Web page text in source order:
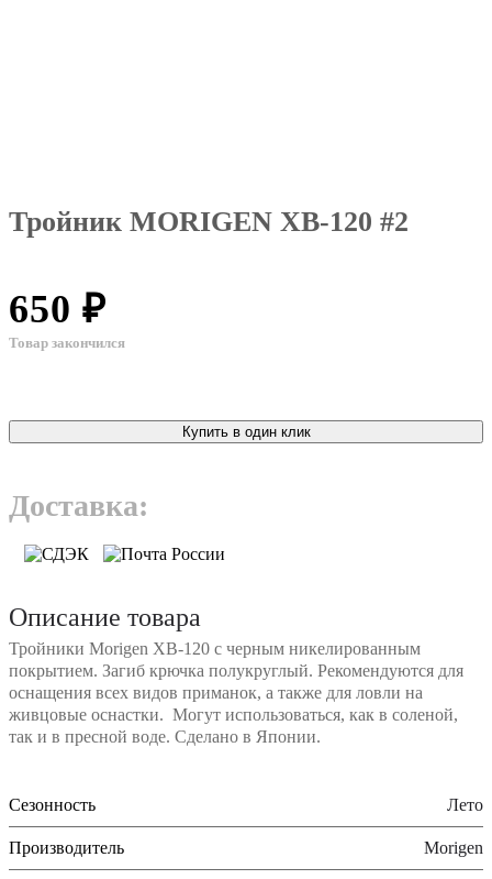
Тройник MORIGEN XB-120 #2
650 ₽
Товар закончился
Купить в один клик
Доставка:
Описание товара
Тройники Morigen XB-120 с черным никелированным
покрытием. Загиб крючка полукруглый. Рекомендуются для
оснащения всех видов приманок, а также для ловли на
живцовые оснастки. Могут использоваться, как в соленой,
так и в пресной воде. Сделано в Японии.
Сезонность Лето
Производитель Morigen